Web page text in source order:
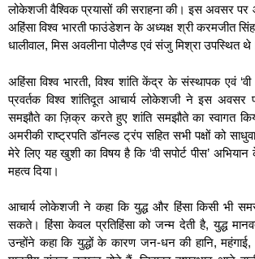
लोकेशजी वैश्विक प्रयासों की सराहना की। इस अवसर
अहिंसा विश्व भारती फाउंडेशन के अध्यक्ष श्री करमजीत
धालीवाल, मिस अवलीना पोलैण्ड एवं संजु मिश्रा उपस्थित
अहिंसा विश्व भारती, विश्व शांति केंद्र के संस्थापक एवं
प्रवर्तक विश्व शांतिदूत आचार्य लोकेशजी ने इस अवसर
समझौते का ज़िक्र करते हुए शांति समझौते का स्वागत
अमरीकी राष्ट्रपति डॉनल्ड ट्रंप सहित सभी पक्षों को
मेरे लिए यह खुशी का विषय है कि ‘वी सपोर्ट पीस’
महत्व दिया।
आचार्य लोकेशजी ने कहा कि युद्ध और हिंसा किसी भी
सकते। हिंसा केवल प्रतिहिंसा को जन्म देती है, युद्ध
उन्होंने कहा कि युद्धों के कारण जन-धन की हानि, महंगाई,